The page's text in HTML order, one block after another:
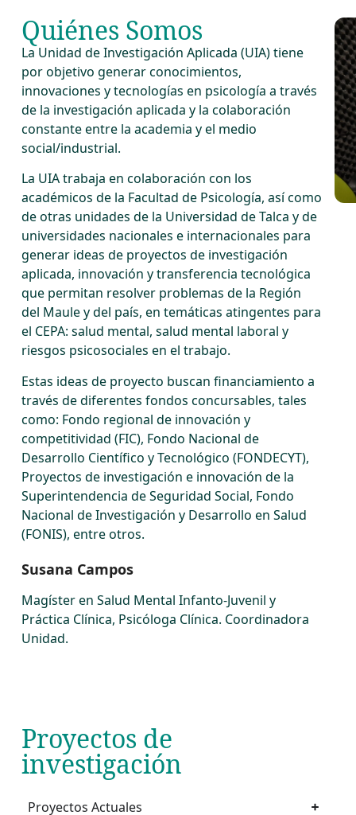
Quiénes Somos
La Unidad de Investigación Aplicada (UIA) tiene
por objetivo generar conocimientos,
innovaciones y tecnologías en psicología a través
de la investigación aplicada y la colaboración
constante entre la academia y el medio
social/industrial.
La UIA trabaja en colaboración con los
académicos de la Facultad de Psicología, así como
de otras unidades de la Universidad de Talca y de
universidades nacionales e internacionales para
generar ideas de proyectos de investigación
aplicada, innovación y transferencia tecnológica
que permitan resolver problemas de la Región
del Maule y del país, en temáticas atingentes para
el CEPA: salud mental, salud mental laboral y
riesgos psicosociales en el trabajo.
Estas ideas de proyecto buscan financiamiento a
través de diferentes fondos concursables, tales
como: Fondo regional de innovación y
competitividad (FIC), Fondo Nacional de
Desarrollo Científico y Tecnológico (FONDECYT),
Proyectos de investigación e innovación de la
Superintendencia de Seguridad Social, Fondo
Nacional de Investigación y Desarrollo en Salud
(FONIS), entre otros.
Susana Campos
Magíster en Salud Mental Infanto-Juvenil y
Práctica Clínica, Psicóloga Clínica. Coordinadora
Unidad.
Proyectos de
investigación
Proyectos Actuales